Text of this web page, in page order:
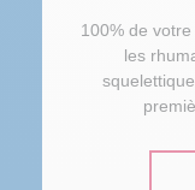
100% de
les